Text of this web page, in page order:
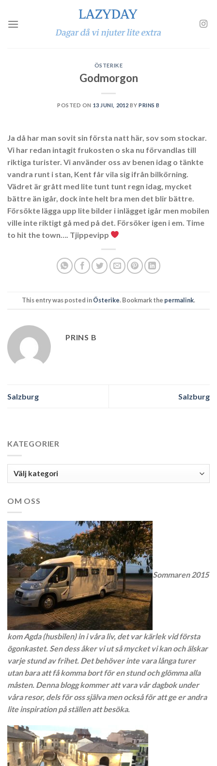
content
ÖSTERIKE
Godmorgon
POSTED ON 13 JUNI, 2012 BYPRINS B
Ja då har man sovit sin första natt här, sov som stockar.
Vi har redan intagit frukosten o ska nu förvandlas till
riktiga turister. Vi använder oss av benen idag o tänkte
vandra runt i stan, Kent får vila sig ifrån bilkörning.
Vädret är grått med lite tunt tunt regn idag, mycket
bättre än igår, dock inte helt bra men det blir bättre.
Försökte lägga upp lite bilder i inlägget igår men mobilen
ville inte riktigt gå med på det. Försöker igen i em. Time
to hit the town…. Tjippevipp
This entry was posted inÖsterike. Bookmark the permalink.
PRINS B
Salzburg Salzburg
KATEGORIER
Kategorier
OM OSS
Sommaren 2015
kom Agda (husbilen) in i våra liv, det var kärlek vid första
ögonkastet. Sen dess åker vi ut så mycket vi kan och älskar
varje stund av frihet. Det behöver inte vara långa turer
utan bara att få komma bort för en stund och glömma alla
måsten. Denna blogg kommer att vara vår dagbok under
våra resor, dels för oss själva men också för att ge er andra
lite inspiration på ställen att besöka.